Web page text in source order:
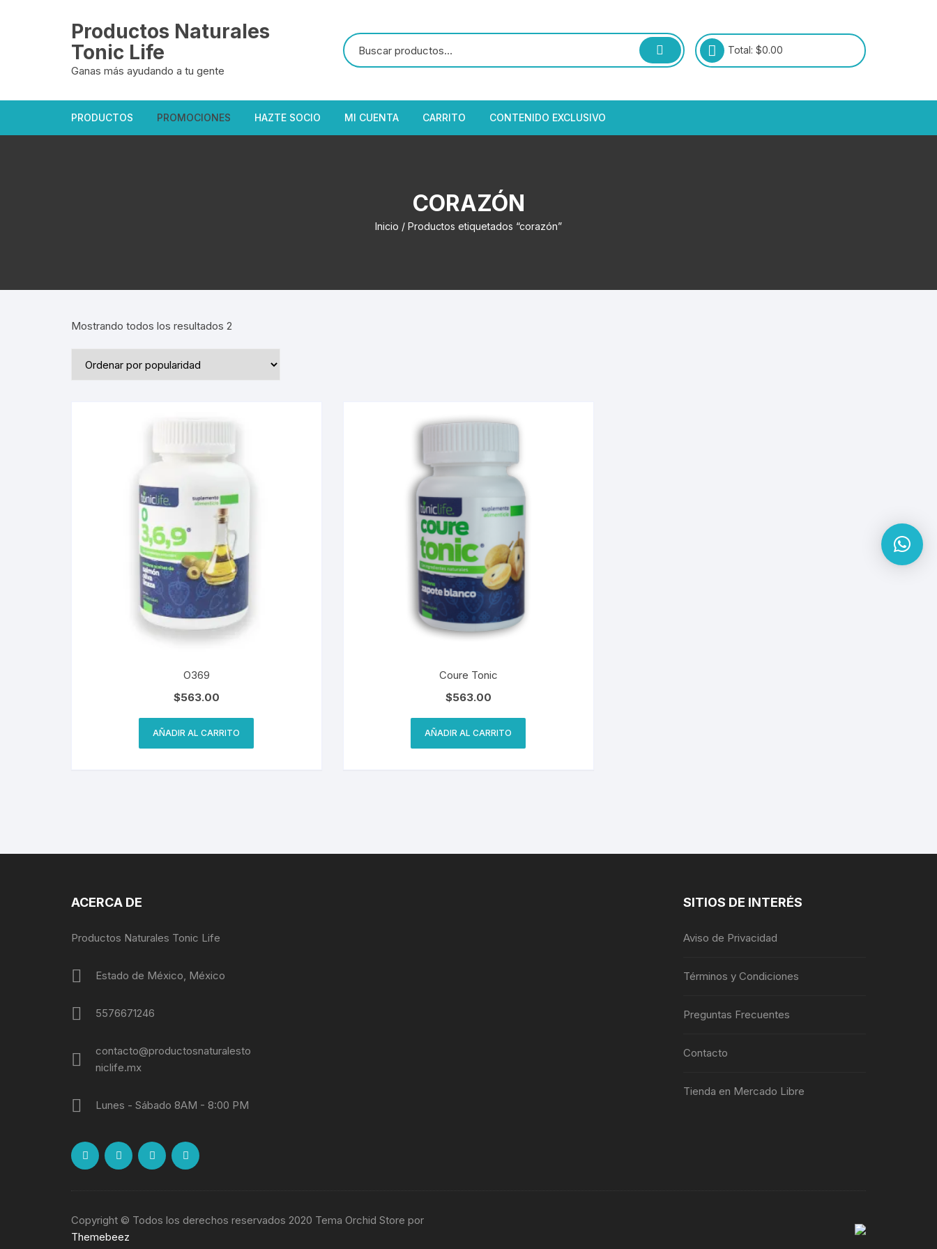
Productos Naturales
Tonic Life
Ganas más ayudando a tu gente
Total: $0.00
PRODUCTOS PROMOCIONES HAZTE SOCIO MI CUENTA CARRITO CONTENIDO EXCLUSIVO
CORAZÓN
Inicio / Productos etiquetados “corazón”
Mostrando todos los resultados 2
O369
$563.00
AÑADIR AL CARRITO
Coure Tonic
$563.00
AÑADIR AL CARRITO
ACERCA DE
Productos Naturales Tonic Life
Estado de México, México
5576671246
contacto@productosnaturalesto
niclife.mx
Lunes - Sábado 8AM - 8:00 PM
SITIOS DE INTERÉS
Aviso de Privacidad
Términos y Condiciones
Preguntas Frecuentes
Contacto
Tienda en Mercado Libre
Copyright © Todos los derechos reservados 2020 Tema Orchid Store por
Themebeez